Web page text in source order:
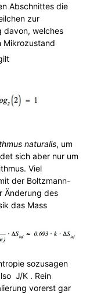
Abschnittes die
zur
davon, welches
Mikrozustand
naturalis, um
sich aber nur um
Viel
der Boltzmann-
Änderung des
das Mass
sozusagen
J/K . Rein
vorerst gar